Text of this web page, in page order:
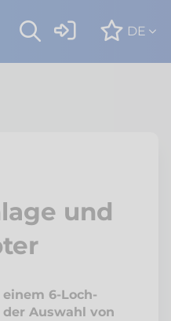
DE
und
6-Loch-
der Auswahl von